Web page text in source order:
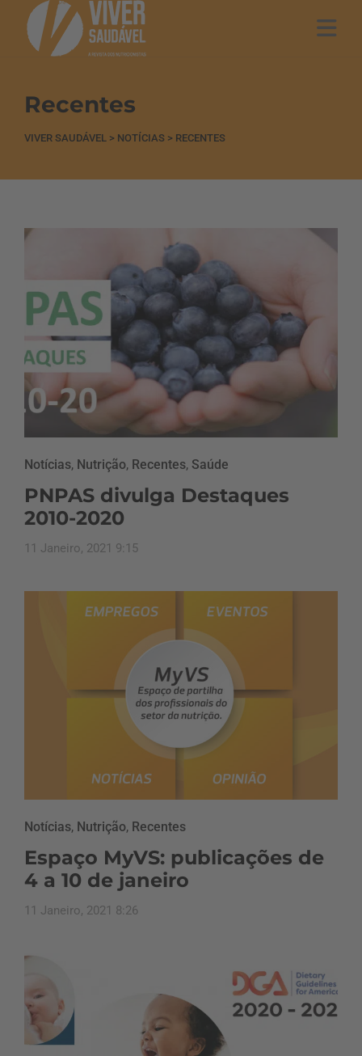
Recentes
VIVER SAUDÁVEL > NOTÍCIAS > RECENTES
Notícias, Nutrição, Recentes, Saúde
PNPAS divulga Destaques
2010-2020
11 Janeiro, 2021 9:15
Notícias, Nutrição, Recentes
Espaço MyVS: publicações de
4 a 10 de janeiro
11 Janeiro, 2021 8:26